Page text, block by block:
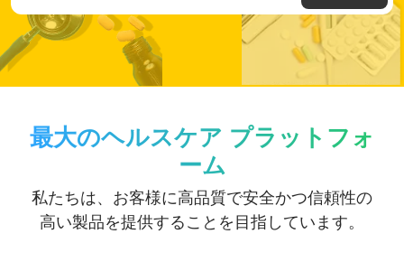
最大のヘルスケア プラットフォ
ーム
私たちは、お客様に高品質で安全かつ信頼性の
高い製品を提供することを目指しています。